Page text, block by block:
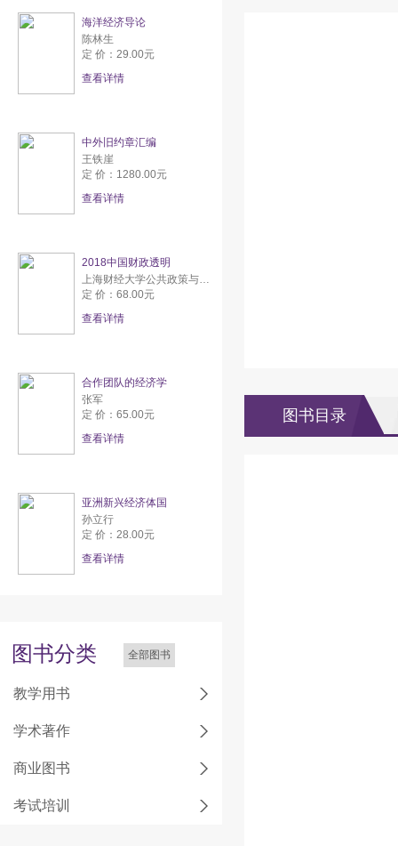
海洋经济导论
陈林生
定 价：29.00元
查看详情
中外旧约章汇编
王铁崖
定 价：1280.00元
查看详情
2018中国财政透明
上海财经大学公共政策与研究中心
定 价：68.00元
查看详情
合作团队的经济学
张军
定 价：65.00元
查看详情
亚洲新兴经济体国
孙立行
定 价：28.00元
查看详情
图书分类 全部图书
教学用书
学术著作
商业图书
考试培训
图书目录